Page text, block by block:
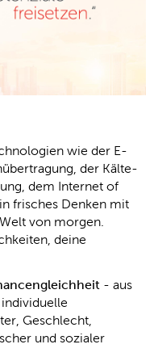
wie der E-
der Kälte-
dem Internet of
frisches Denken mit
von morgen.
deine
- aus
Geschlecht,
und sozialer